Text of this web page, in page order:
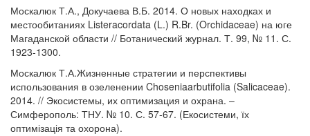
Москалюк Т.А., Докучаева В.Б. 2014. О новых находках и
местообитаниях Listeracordata (L.) R.Br. (Orchidaceae) на юге
Магаданской области // Ботанический журнал. Т. 99, № 11. С.
1923-1300.
Москалюк Т.А.Жизненные стратегии и перспективы
использования в озеленении Choseniaarbutifolia (Salicaceae).
2014. // Экосистемы, их оптимизация и охрана. –
Симферополь: ТНУ. № 10. С. 57-67. (Екосистеми, їх
оптимізація та охорона).